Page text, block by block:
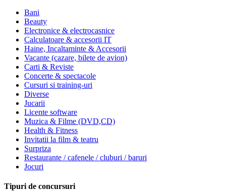
Bani
Beauty
Electronice & electrocasnice
Calculatoare & accesorii IT
Haine, Incaltaminte & Accesorii
Vacante (cazare, bilete de avion)
Carti & Reviste
Concerte & spectacole
Cursuri si training-uri
Diverse
Jucarii
Licente software
Muzica & Filme (DVD,CD)
Health & Fitness
Invitatii la film & teatru
Surpriza
Restaurante / cafenele / cluburi / baruri
Jocuri
Tipuri de concursuri